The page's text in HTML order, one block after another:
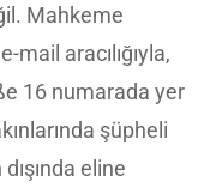
Mahkeme
mail aracılığıyla,
16 numarada yer
şüpheli
dışında eline